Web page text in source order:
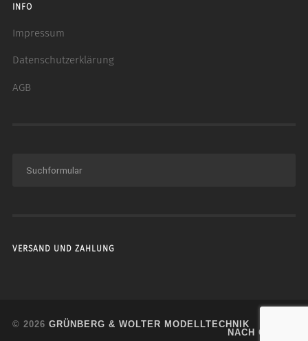
INFO
Impressum
Datenschutzerklärung
AGB
VERSAND UND ZAHLUNG
© 2026 GRÜNBERG & WOLTER MODELLTECHNIK
NACH OBEN ↑